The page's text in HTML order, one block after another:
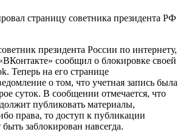
президента России по интернету,
сообщил о блокировке своей
Теперь на его странице
о том, что учетная запись была
суток. В сообщении отмечается, что
публиковать материалы,
права, то доступ к публикации
заблокирован навсегда.